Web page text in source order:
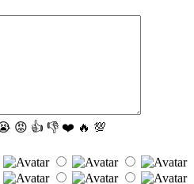
😡 👍 👎 ❤️ 🔥 💯